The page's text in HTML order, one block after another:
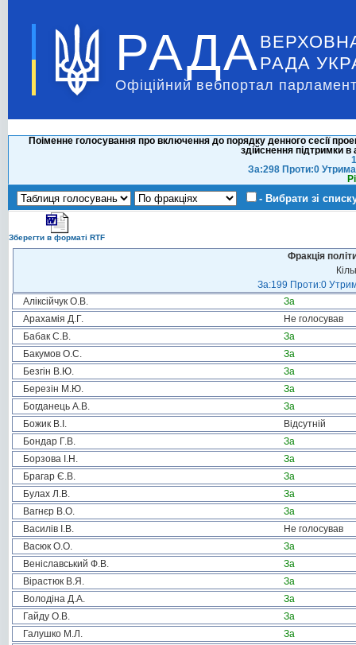
РАДА РАДА
Офіційний вебпортал
Поіменне голосування про включення до порядку денного сесії
здійснення підтримки
За:298 Проти:0
- Вибрати зі
Зберегти в форматі RTF
Фракція
За:199 Проти:0
Аліксійчук О.В.
За
Арахамія Д.Г.
Не голосував
Бабак С.В.
За
Бакумов О.С.
За
Безгін В.Ю.
За
Березін М.Ю.
За
Богданець А.В.
За
Божик В.І.
Відсутній
Бондар Г.В.
За
Борзова І.Н.
За
Брагар Є.В.
За
Булах Л.В.
За
Вагнєр В.О.
За
Василів І.В.
Не голосував
Васюк О.О.
За
Веніславський Ф.В.
За
Вірастюк В.Я.
За
Володіна Д.А.
За
Гайду О.В.
За
Галушко М.Л.
За